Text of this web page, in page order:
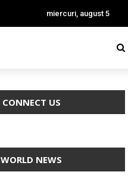
miercuri, august 5
CONNECT US
WORLD NEWS